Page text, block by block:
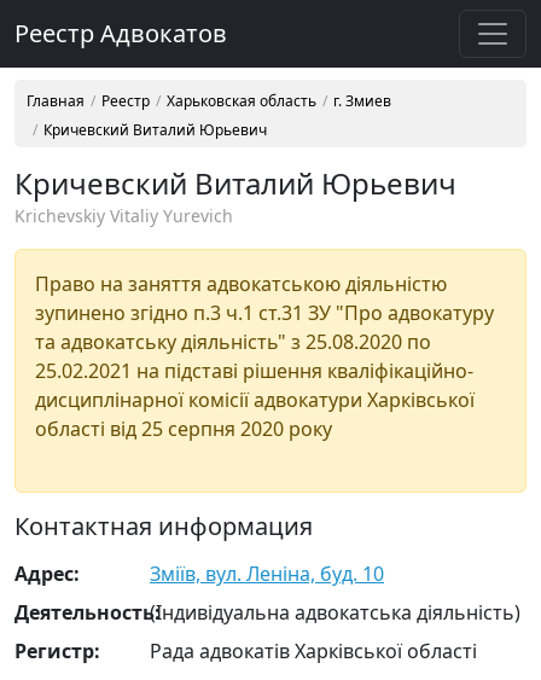
Реестр Адвокатов
Главная Реестр Харьковская область
г. Змиев
Кричевский Виталий Юрьевич
Кричевский Виталий Юрьевич
Krichevskiy Vitaliy Yurevich
Право на заняття адвокатською діяльністю
зупинено згідно п.3 ч.1 ст.31 ЗУ "Про адвокатуру
та адвокатську діяльність" з 25.08.2020 по
25.02.2021 на підставі рішення кваліфікаційно-
дисциплінарної комісії адвокатури Харківської
області від 25 серпня 2020 року
Контактная информация
Адрес:
Зміїв, вул. Леніна, буд. 10
Деятельность:(Індивідуальна адвокатська діяльність)
Регистр:
Рада адвокатів Харківської області